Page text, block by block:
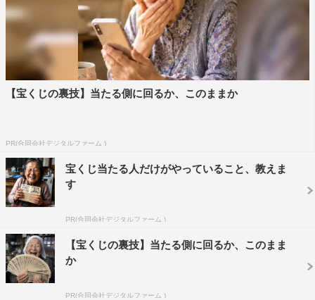
【宝くじの裏技】当たる側に回るか、このままか
PR(合同会社デジタルファーム )
宝くじ当たる人だけがやっていること、教えま
す
PR(合同会社デジタルファーム )
【宝くじの裏技】当たる側に回るか、このまま
か
PR(合同会社デジタルファーム )